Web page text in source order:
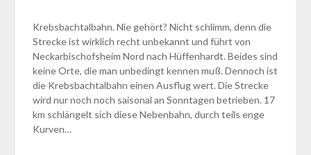
Krebsbachtalbahn. Nie gehört? Nicht schlimm, denn die
Strecke ist wirklich recht unbekannt und führt von
Neckarbischofsheim Nord nach Hüffenhardt. Beides sind
keine Orte, die man unbedingt kennen muß. Dennoch ist
die Krebsbachtalbahn einen Ausflug wert. Die Strecke
wird nur noch noch saisonal an Sonntagen betrieben. 17
km schlängelt sich diese Nebenbahn, durch teils enge
Kurven…